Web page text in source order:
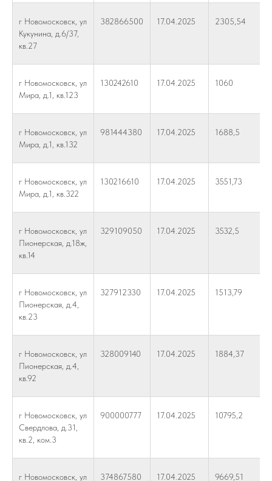
г Новомосковск, ул
Кукунина, д.6/37,
кв.27
382866500 17.04.2025 2305,54
г Новомосковск, ул
Мира, д.1, кв.123
130242610 17.04.2025 1060
г Новомосковск, ул
Мира, д.1, кв.132
981444380 17.04.2025 1688,5
г Новомосковск, ул
Мира, д.1, кв.322
130216610 17.04.2025 3551,73
г Новомосковск, ул
Пионерская, д.18ж,
кв.14
329109050 17.04.2025 3532,5
г Новомосковск, ул
Пионерская, д.4,
кв.23
327912330 17.04.2025 1513,79
г Новомосковск, ул
Пионерская, д.4,
кв.92
328009140 17.04.2025 1884,37
г Новомосковск, ул
Свердлова, д.31,
кв.2, ком.3
900000777 17.04.2025 10795,2
г Новомосковск, ул 374867580 17.04.2025 9669,51